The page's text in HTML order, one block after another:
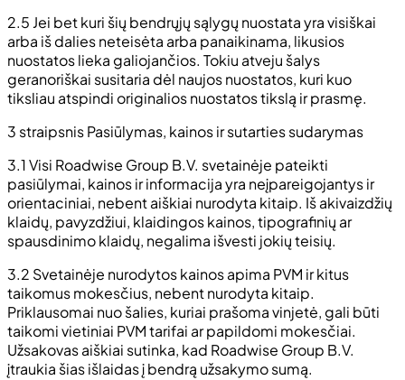
2.5 Jei bet kuri šių bendrųjų sąlygų nuostata yra visiškai
arba iš dalies neteisėta arba panaikinama, likusios
nuostatos lieka galiojančios. Tokiu atveju šalys
geranoriškai susitaria dėl naujos nuostatos, kuri kuo
tiksliau atspindi originalios nuostatos tikslą ir prasmę.
3 straipsnis Pasiūlymas, kainos ir sutarties sudarymas
3.1 Visi Roadwise Group B.V. svetainėje pateikti
pasiūlymai, kainos ir informacija yra neįpareigojantys ir
orientaciniai, nebent aiškiai nurodyta kitaip. Iš akivaizdžių
klaidų, pavyzdžiui, klaidingos kainos, tipografinių ar
spausdinimo klaidų, negalima išvesti jokių teisių.
3.2 Svetainėje nurodytos kainos apima PVM ir kitus
taikomus mokesčius, nebent nurodyta kitaip.
Priklausomai nuo šalies, kuriai prašoma vinjetė, gali būti
taikomi vietiniai PVM tarifai ar papildomi mokesčiai.
Užsakovas aiškiai sutinka, kad Roadwise Group B.V.
įtraukia šias išlaidas į bendrą užsakymo sumą.